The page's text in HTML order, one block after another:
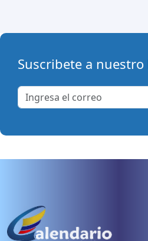
Suscribete a nuestro